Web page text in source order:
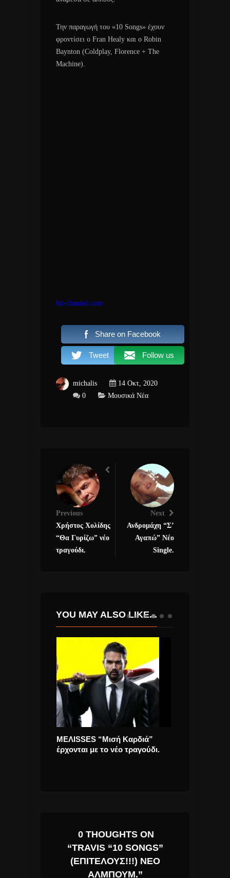
Την παραγωγή του «10 Songs» έχουν
φροντίσει ο Fran Healy και ο Robin
Baynton (Coldplay, Florence + The
Machine).
hit-channel.com
Share on Facebook
Tweet Follow us
michalis
14 Οκτ, 2020
0
Μουσικά Νέα
Previous
Χρήστος Χολίδης
“Θα Γυρίζω” νέο
τραγούδι.
Next
Ανδρομάχη “Σ’
Αγαπώ” Νέο
Single.
YOU MAY ALSO LIKE...
ΜΕΛΙSSES “Μισή Καρδιά”
έρχονται με το νέο τραγούδι.
0 THOUGHTS ON
“TRAVIS “10 SONGS”
(ΕΠΙΤΈΛΟΥΣ!!!) ΝΈΟ
ΆΛΜΠΟΥΜ.”